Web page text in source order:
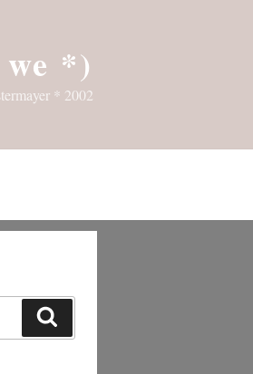
*)
* 2002